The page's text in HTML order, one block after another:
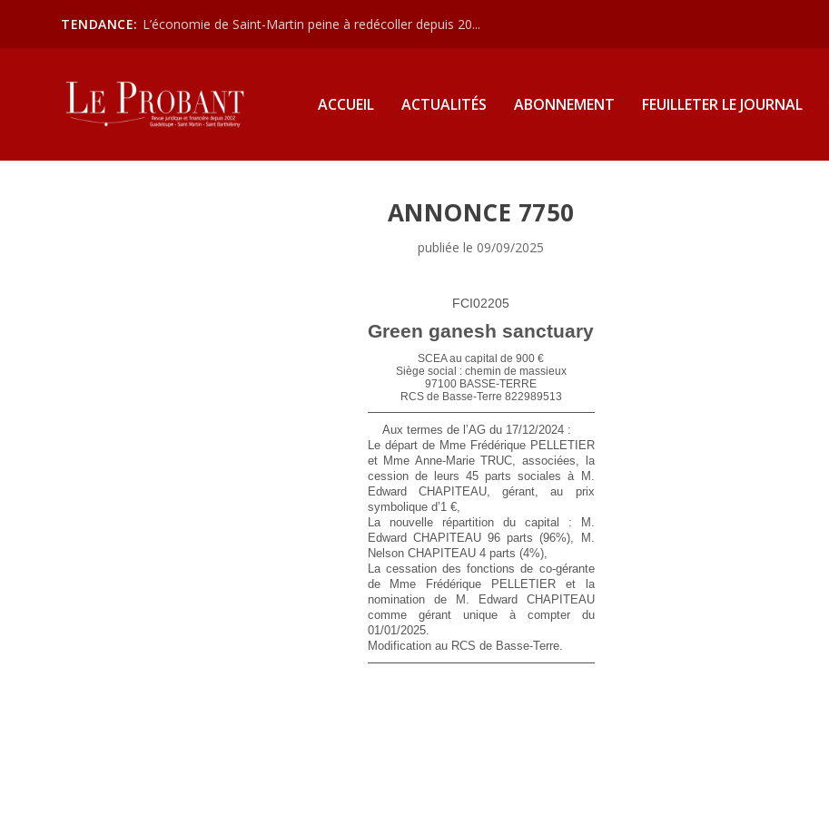
TENDANCE: L’économie de Saint-Martin peine à redécoller depuis 20...
ACCUEIL ACTUALITÉS ABONNEMENT FEUILLETER LE JOURNAL
ANNONCE 7750
publiée le 09/09/2025
FCI02205
Green ganesh sanctuary
SCEA au capital de 900 €
Siège social : chemin de massieux
97100 BASSE-TERRE
RCS de Basse-Terre 822989513
Aux termes de l’AG du 17/12/2024 :
Le départ de Mme Frédérique PELLETIER
et Mme Anne-Marie TRUC, associées, la
cession de leurs 45 parts sociales à M.
Edward CHAPITEAU, gérant, au prix
symbolique d’1 €,
La nouvelle répartition du capital : M.
Edward CHAPITEAU 96 parts (96%), M.
Nelson CHAPITEAU 4 parts (4%),
La cessation des fonctions de co-gérante
de Mme Frédérique PELLETIER et la
nomination de M. Edward CHAPITEAU
comme gérant unique à compter du
01/01/2025.
Modification au RCS de Basse-Terre.